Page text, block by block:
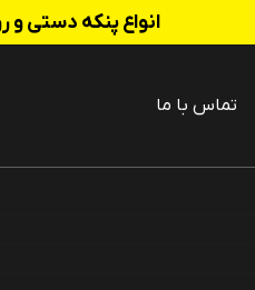
انواع پنکه دستی
تماس با ما